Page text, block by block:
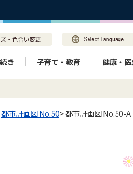
き 子育て・教育 健康・
都市計画図 No.50> 都市計画図 No.50-A